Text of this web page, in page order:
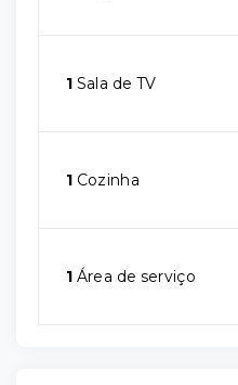
1 Sala de TV
1 Cozinha
1 Área de serviço